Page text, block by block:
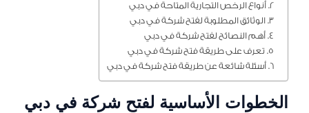
أنواع الرخص التجارية المتاحة في دبي
الوثائق المطلوبة لفتح شركة في دبي
أهم النصائح لفتح شركة في دبي
تعرف على طريقة فتح شركة في دبي
أسئلة شائعة عن طريقة فتح شركة في دبي
الخطوات الأساسية لفتح شركة في دبي